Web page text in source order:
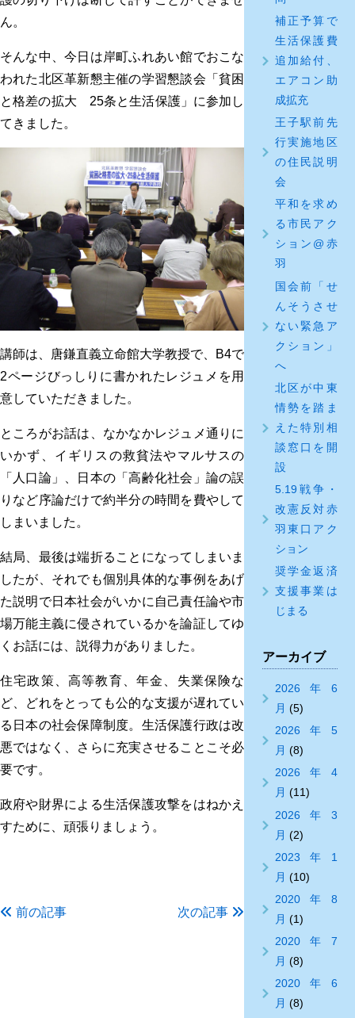
ん。
そんな中、今日は岸町ふれあい館でおこな
われた北区革新懇主催の学習懇談会「貧困
と格差の拡大 25条と生活保護」に参加し
てきました。
講師は、唐鎌直義立命館大学教授で、B4で
2ページびっしりに書かれたレジュメを用
意していただきました。
ところがお話は、なかなかレジュメ通りに
いかず、イギリスの救貧法やマルサスの
「人口論」、日本の「高齢化社会」論の誤
りなど序論だけで約半分の時間を費やして
しまいました。
結局、最後は端折ることになってしまいま
したが、それでも個別具体的な事例をあげ
た説明で日本社会がいかに自己責任論や市
場万能主義に侵されているかを論証してゆ
くお話には、説得力がありました。
住宅政策、高等教育、年金、失業保険な
ど、どれをとっても公的な支援が遅れてい
る日本の社会保障制度。生活保護行政は改
悪ではなく、さらに充実させることこそ必
要です。
政府や財界による生活保護攻撃をはねかえ
すために、頑張りましょう。
前の記事 次の記事
補正予算で
生活保護費
追加給付、
エアコン助
成拡充
王子駅前先
行実施地区
の住民説明
会
平和を求め
る市民アク
ション@赤
羽
国会前「せ
んそうさせ
ない緊急ア
クション」
へ
北区が中東
情勢を踏ま
えた特別相
談窓口を開
設
5.19戦争・
改憲反対赤
羽東口アク
ション
奨学金返済
支援事業は
じまる
アーカイブ
2026年6
月 (5)
2026年5
月 (8)
2026年4
月 (11)
2026年3
月 (2)
2023年1
月 (10)
2020年8
月 (1)
2020年7
月 (8)
2020年6
月 (8)